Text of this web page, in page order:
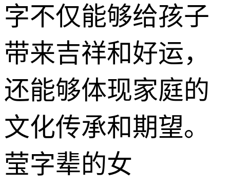
字不仅能够给孩子
带来吉祥和好运，
还能够体现家庭的
文化传承和期望。
莹字辈的女